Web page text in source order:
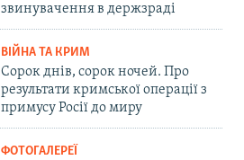
звинувачення в держзраді
ВІЙНА ТА КРИМ
Сорок днів, сорок ночей. Про
результати кримської операції з
примусу Росії до миру
ФОТОГАЛЕРЕЇ